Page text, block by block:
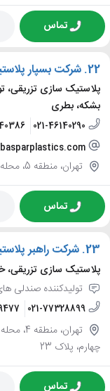
تماس
22. شرکت بسپار
پلاستیک سازی تزریقی،
بشکه، بطری
021-46140290
تهران، منطقه 5، محله مهران، بزرگراه کاشانی، پلاک 73
تماس
23. شرکت راهبر
پلاستیک سازی
تولیدکننده صندلی
021-77328899
تهران،
چهارم، پلاک 23
تماس